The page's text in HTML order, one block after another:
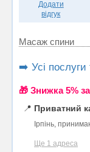
Додати
відгук
Масаж спини
➡️ Усі послуги
🎁 Знижка 5%
📍 Приватний
Ірпінь,
Ще 1 адреса